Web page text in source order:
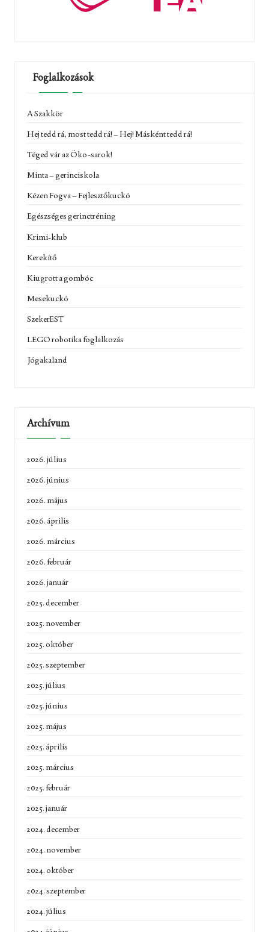
Foglalkozások
A Szakkör
Hej tedd rá, most tedd rá! – Hej! Másként tedd rá!
Téged vár az Öko-sarok!
Minta – gerinciskola
Kézen Fogva – Fejlesztőkuckó
Egészséges gerinctréning
Krimi-klub
Kerekítő
Kiugrott a gombóc
Mesekuckó
SzekerEST
LEGO robotika foglalkozás
Jógakaland
Archívum
2026. július
2026. június
2026. május
2026. április
2026. március
2026. február
2026. január
2025. december
2025. november
2025. október
2025. szeptember
2025. július
2025. június
2025. május
2025. április
2025. március
2025. február
2025. január
2024. december
2024. november
2024. október
2024. szeptember
2024. július